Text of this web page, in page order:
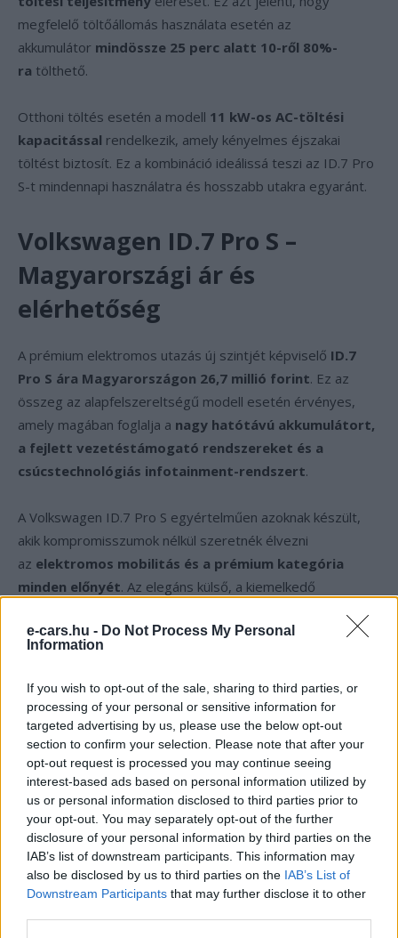
e-cars.hu - Do Not Process My Personal
Information
If you wish to opt-out of the sale, sharing to third parties, or
processing of your personal or sensitive information for
targeted advertising by us, please use the below opt-out
section to confirm your selection. Please note that after your
opt-out request is processed you may continue seeing
interest-based ads based on personal information utilized by
us or personal information disclosed to third parties prior to
your opt-out. You may separately opt-out of the further
disclosure of your personal information by third parties on the
IAB’s list of downstream participants. This information may
also be disclosed by us to third parties on the IAB’s List of
Downstream Participants that may further disclose it to other
megfelelő töltőállomás használata esetén az
akkumulátor mindössze 25 perc alatt 10-ről 80%-
ra tölthető.
Otthoni töltés esetén a modell 11 kW-os AC-töltési
kapacitással rendelkezik, amely kényelmes éjszakai
töltést biztosít. Ez a kombináció ideálissá teszi az ID.7 Pro
S-t mindennapi használatra és hosszabb utakra egyaránt.
Volkswagen ID.7 Pro S –
Magyarországi ár és
elérhetőség
A prémium elektromos utazás új szintjét képviselő ID.7
Pro S ára Magyarországon 26,7 millió forint. Ez az
összeg az alapfelszereltségű modell esetén érvényes,
amely magában foglalja a nagy hatótávú akkumulátort,
a fejlett vezetéstámogató rendszereket és a
csúcstechnológiás infotainment-rendszert.
A Volkswagen ID.7 Pro S egyértelműen azoknak készült,
akik kompromisszumok nélkül szeretnék élvezni
az elektromos mobilitás és a prémium kategória
minden előnyét. Az elegáns külső, a kiemelkedő
autó ideális választás hosszú távú utazásokhoz és
Kövesd az e-cars.hu-t a Facebookon is, további
tartalmakért!
CÍMKÉK Ár e-mobilitás Elektromobilitás
Elektromos autó
Magyarország
Volkswagen
Volkswagen ID.7
Volkswagen ID.7 Pro S